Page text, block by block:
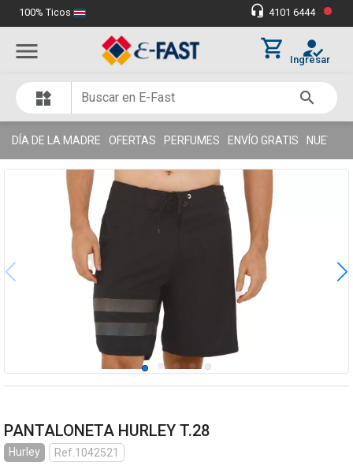
100% Ticos
headset_mic 4101 6444 •
menu shopping_cart how_to_reg
Ingresar
widgets search
DÍA DE LA MADRE OFERTAS PERFUMES ENVÍO GRATIS NUEVOS
PANTALONETA HURLEY T.28
Hurley Ref.1042521